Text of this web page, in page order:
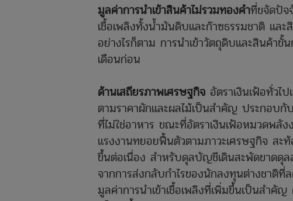
มูลค่าการนำเข้าสินค้าไม่รวมทองคำที่ขจัดปัจ
เชื้อเพลิงทั้งน้ำมันดิบและก๊าซธรรมชาติ และ
อย่างไรก็ตาม การนำเข้าวัตถุดิบและสินค้าขั้
เดือนก่อน
ด้านเสถียรภาพเศรษฐกิจ อัตราเงินเฟ้อทั่วไ
ตามราคาผักและผลไม้เป็นสำคัญ ประกอบกั
ที่ไม่ใช่อาหาร ขณะที่อัตราเงินเฟ้อหมวดพลั
แรงงานทยอยฟื้นตัวตามภาวะเศรษฐกิจ สะ
ขึ้นต่อเนื่อง สำหรับดุลบัญชีเดินสะพัดขาดดุล
จากการส่งกลับกำไรของนักลงทุนต่างชาติ
มูลค่าการนำเข้าเชื้อเพลิงที่เพิ่มขึ้นเป็นสำคั